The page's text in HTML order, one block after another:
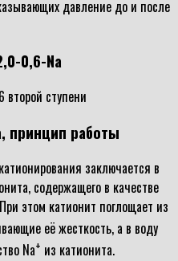
давление до и после
0,6-Na
принцип работы
заключается в
содержащего в качестве
этом катионит поглощает из
её жесткость, а в воду
Na+ из катионита.